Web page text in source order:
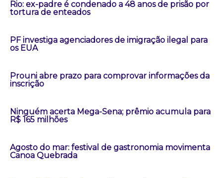
Rio: ex-padre é condenado a 48 anos de prisão por
tortura de enteados
PF investiga agenciadores de imigração ilegal para
os EUA
Prouni abre prazo para comprovar informações da
inscrição
Ninguém acerta Mega-Sena; prêmio acumula para
R$ 165 milhões
Agosto do mar: festival de gastronomia movimenta
Canoa Quebrada